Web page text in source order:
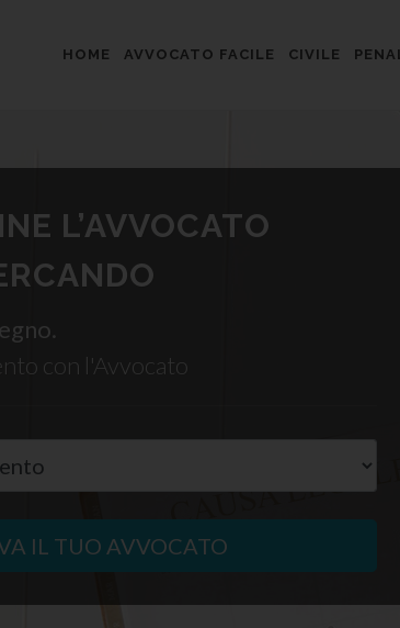
HOME AVVOCATO FACILE CIVILE
L’AVVOCATO
con l'Avvocato
IL TUO AVVOCATO